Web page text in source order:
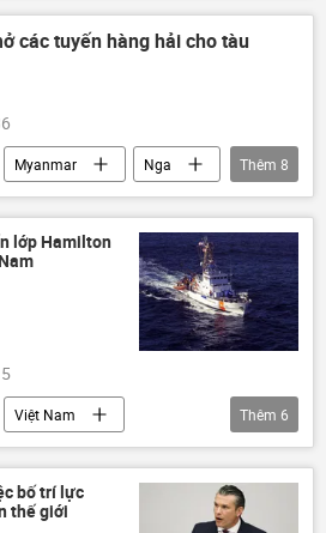
phòng Mỹ
các tuyến hàng hải cho tàu
Myanmar
Nga
Petersburg
Thêm 8
lớp Hamilton
Việt Nam
tàu chiến
Thêm 6
bố trí lực
thế giới